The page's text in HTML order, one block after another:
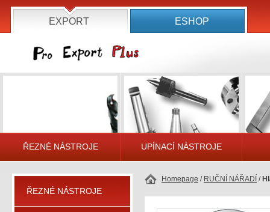
EXPORT ESHOP
ŘEZNÉ NÁSTROJE UPÍNACÍ NÁSTROJE
ŘEZNÉ NÁSTROJE
Homepage / RUČNÍ NÁŘADÍ /